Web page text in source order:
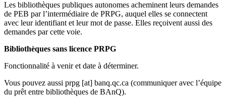
Les bibliothèques publiques autonomes acheminent leurs demandes
de PEB par l’intermédiaire de PRPG, auquel elles se connectent
avec leur identifiant et leur mot de passe. Elles reçoivent aussi des
demandes par cette voie.
Bibliothèques sans licence PRPG
Fonctionnalité à venir et date à déterminer.
Vous pouvez aussi prpg [at] banq.qc.ca (communiquer avec l’équipe
du prêt entre bibliothèques de BAnQ).